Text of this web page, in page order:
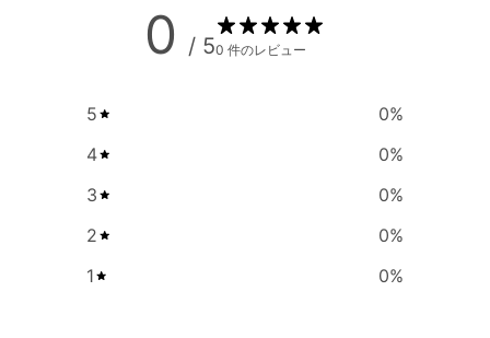
0 / 50 件のレビュー
5 0%
4
0%
3
0%
2
0%
1
0%